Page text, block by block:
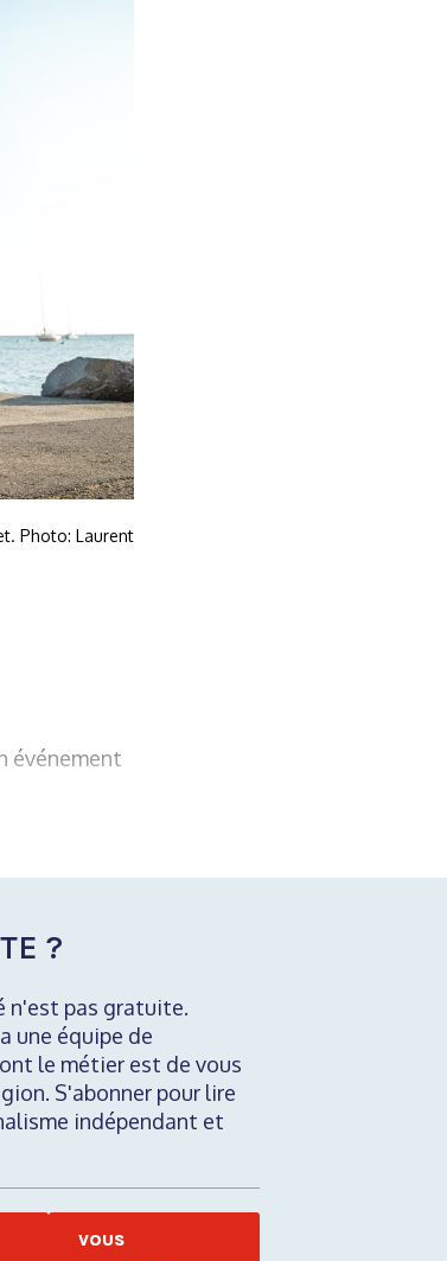
Photo: Laurent
événement
?
n'est pas gratuite.
une équipe de
le métier est de vous
S'abonner pour lire
indépendant et
VOUS